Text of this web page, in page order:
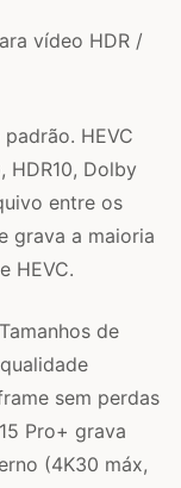
vídeo HDR /
HEVC
HDR10, Dolby
entre os
grava a maioria
HEVC.
de
sem perdas
Pro+ grava
(4K30 máx,